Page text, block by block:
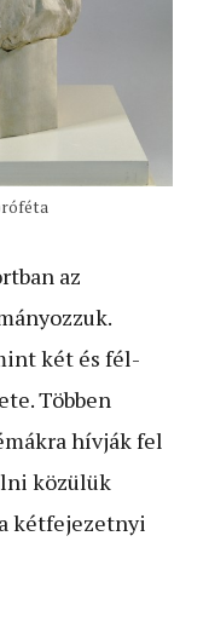
az
két és fél­­­
Többen
hívják fel
közülük
kétfejezetnyi